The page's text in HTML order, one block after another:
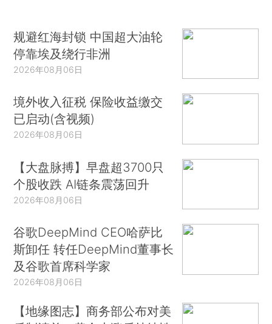
规避红海封锁 中国超大油轮
停靠埃及绕行非洲
2026年08月06日
境外收入征税 保险收益缴交
已启动(含视频)
2026年08月06日
【大盘脉搏】早盘超3700只
个股收跌 AI链条震荡回升
2026年08月06日
谷歌DeepMind CEO哈萨比
斯卸任 转任DeepMind董事长
及谷歌首席科学家
2026年08月06日
【地缘图志】商务部公布对美